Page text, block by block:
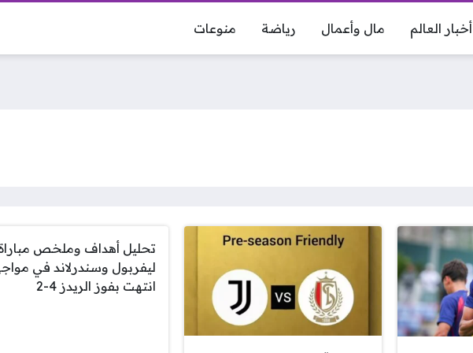
أخبار العالم مال وأعمال رياضة منوعات
تحليل أهداف وملخص
ليفربول وسندرلاند في
انتهت بفوز الريدز 4-2